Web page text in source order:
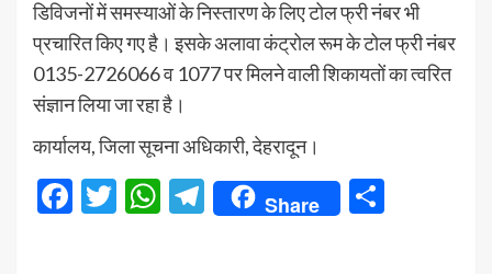
डिविजनों में समस्याओं के निस्तारण के लिए टोल फ्री नंबर भी
प्रचारित किए गए है। इसके अलावा कंट्रोल रूम के टोल फ्री नंबर
0135-2726066 व 1077 पर मिलने वाली शिकायतों का त्वरित
संज्ञान लिया जा रहा है।
कार्यालय, जिला सूचना अधिकारी, देहरादून।
Facebook
TwitterWhatsApp
Telegram
Share